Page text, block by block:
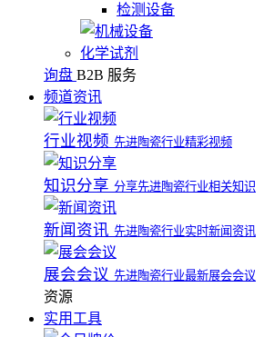
检测设备
化学试剂
询盘 B2B 服务
频道资讯
行业视频 先进陶瓷行业精彩视频
知识分享 分享先进陶瓷行业相关知识
新闻资讯 先进陶瓷行业实时新闻资讯
展会会议 先进陶瓷行业最新展会会议
资源
实用工具